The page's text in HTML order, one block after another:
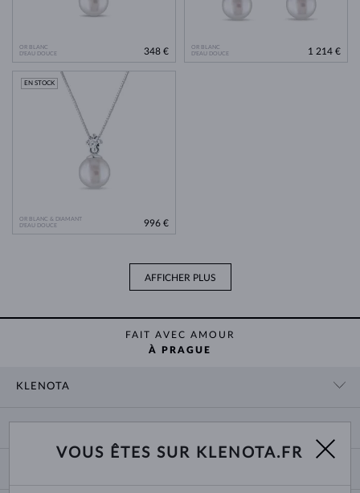
OR BLANC
D'EAU DOUCE
348 €
OR BLANC
D'EAU DOUCE
1 214 €
OR BLANC & DIAMANT
D'EAU DOUCE
EN STOCK
996 €
AFFICHER PLUS
FAIT AVEC AMOUR
À PRAGUE
KLENOTA
NOUS CONNAÎTRE
LIVRAISON ET PAIEMENT
VOUS ÊTES SUR KLENOTA.FR